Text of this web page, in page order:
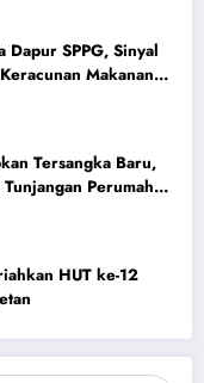
Dapur SPPG, Sinyal
Makanan
Tersangka Baru,
Perumahan
HUT ke-12